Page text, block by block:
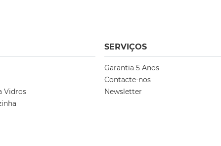
Vidros
SERVIÇOS
Garantia 5 Anos
Contacte-nos
Newsletter